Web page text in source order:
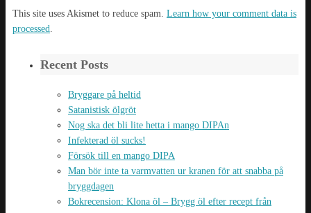
This site uses Akismet to reduce spam. Learn how your comment data is
processed.
Recent Posts
Bryggare på heltid
Satanistisk ölgröt
Nog ska det bli lite hetta i mango DIPAn
Infekterad öl sucks!
Försök till en mango DIPA
Man bör inte ta varmvatten ur kranen för att snabba på
bryggdagen
Bokrecension: Klona öl – Brygg öl efter recept från